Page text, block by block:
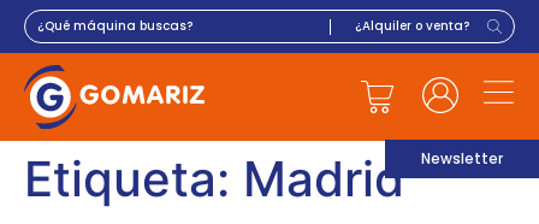
Newsletter
Etiqueta: Madrid